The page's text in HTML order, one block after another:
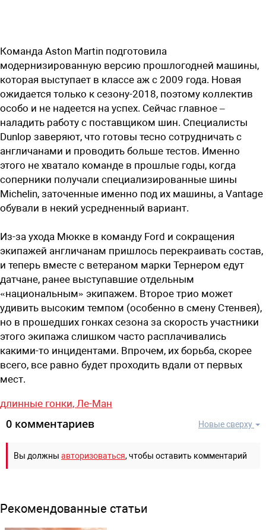
Команда Aston Martin подготовила
модернизированную версию прошлогодней машины,
которая выступает в классе аж с 2009 года. Новая
ожидается только к сезону-2018, поэтому коллектив
особо и не надеется на успех. Сейчас главное –
наладить работу с поставщиком шин. Специалисты
Dunlop заверяют, что готовы тесно сотрудничать с
англичанами и проводить больше тестов. Именно
этого не хватало команде в прошлые годы, когда
соперники получали специализированные шины
Michelin, заточенные именно под их машины, а Vantage
обували в некий усредненный вариант.
Из-за ухода Мюкке в команду Ford и сокращения
экипажей англичанам пришлось перекраивать состав,
и теперь вместе с ветераном марки Тернером едут
датчане, ранее выступавшие отдельным
«национальным» экипажем. Второе трио может
удивить высоким темпом (особенно в смену Стенвея),
но в прошедших гонках сезона за скорость участники
этого экипажа слишком часто расплачивались
какими-то инцидентами. Впрочем, их борьба, скорее
всего, все равно будет проходить вдали от первых
мест.
длинные гонки, Ле-Ман
Новые сверху
0 комментариев
Вы должны авторизоваться, чтобы оставить комментарий
Рекомендованные статьи